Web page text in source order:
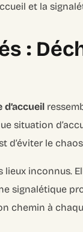
et la
:
situation
le
lieux inconnus.
signalétique
chemin à